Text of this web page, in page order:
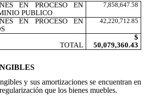
EN PROCESO EN
PUBLICO
7,858,647.58
EN PROCESO EN
42,220,712.85
TOTAL
$
50,079,360.43
y sus amortizaciones se encuentran en
que los bienes muebles.